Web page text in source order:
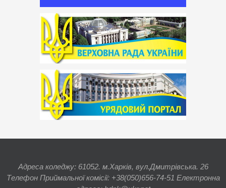
Адреса коледжу: 61052. м.Харків, вул.Дмитрівська. 26
Телефон Приймальної комісії: +38(050)656-74-51 Електронна